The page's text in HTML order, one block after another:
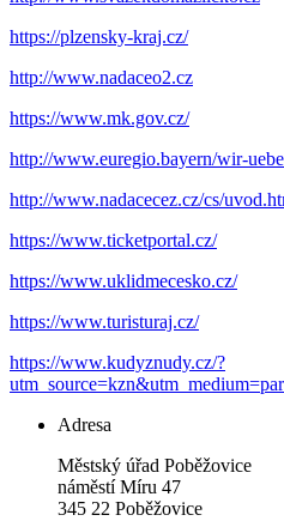
https://plzensky-kraj.cz/
http://www.nadaceo2.cz
https://www.mk.gov.cz/
http://www.euregio.bayern/wir-
http://www.nadacecez.cz/cs/
https://www.ticketportal.cz/
https://www.uklidmecesko.cz/
https://www.turisturaj.cz/
https://www.kudyznudy.cz/?
Adresa
Městský úřad Poběžovice
náměstí Míru 47
345 22 Poběžovice